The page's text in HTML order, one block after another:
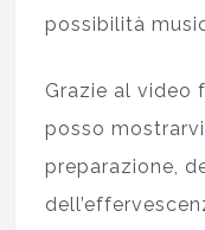
possibilità
Grazie al video
posso
preparazione,